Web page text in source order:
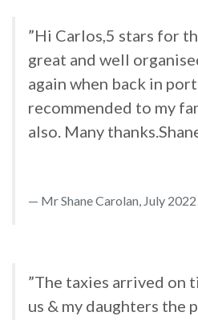
”Hi Carlos,5 stars for
great and well
again when back in
recommended to my
also. Many
Mr Shane Carolan, July 2022
”The taxies arrived on
us & my daughters the